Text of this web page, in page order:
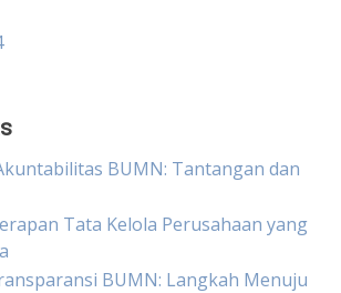
BUMN: Tantangan dan
Tata Kelola Perusahaan yang
BUMN: Langkah Menuju